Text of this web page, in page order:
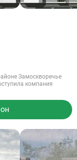
Замоскворечье
компания